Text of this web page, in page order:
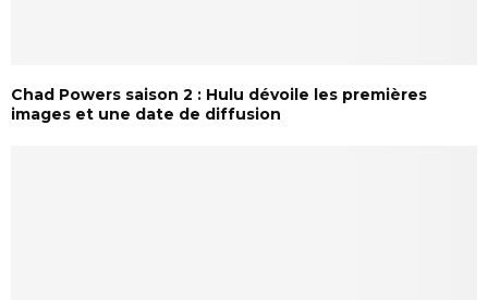
Chad Powers saison 2 : Hulu dévoile les premières
images et une date de diffusion